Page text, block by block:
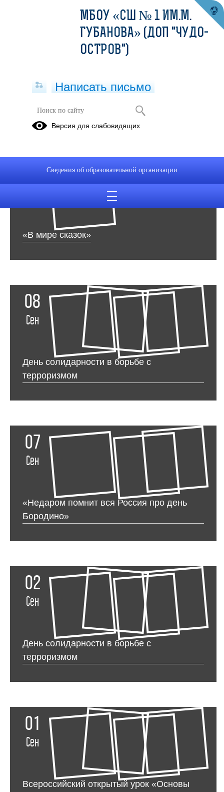
Фотоальбомы
13
«В мире сказок»
08
Сен
День солидарности в борьбе с
терроризмом
07
Сен
«Недаром помнит вся Россия про день
Бородино»
02
Сен
День солидарности в борьбе с
терроризмом
01
Сен
Всероссийский открытый урок «Основы
МБОУ «СШ № 1 ИМ.М.
ГУБАНОВА» (ДОП "ЧУДО-
ОСТРОВ")
Написать письмо
Версия для слабовидящих
Сведения об образовательной организации